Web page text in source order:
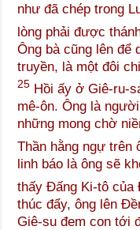
như đã chép trong
lòng phải được
Ông bà cũng lên để
truyền, là một đôi
25 Hồi ấy ở Giê-ru-
mê-ôn. Ông là
những mong chờ
Thần hằng ngự trên
linh báo là ông sẽ
thấy Đấng Ki-tô
thúc đẩy, ông lên
Giê-su đem con tới